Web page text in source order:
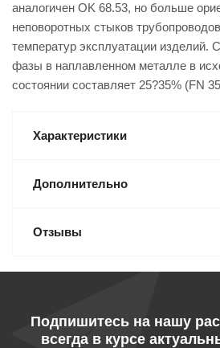
аналогичен OK 68.53, но больше
неповоротных стыков
температур эксплуатации изделий.
фазы в наплавленном металле в
состоянии составляет 25?35% (FN
Характеристики
Дополнительно
Отзывы
Подпишитесь на нашу
всегда в курсе